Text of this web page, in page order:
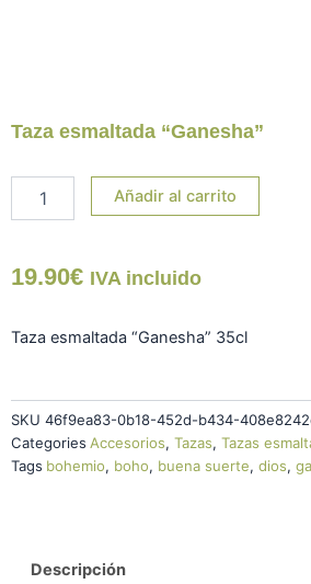
Taza esmaltada “Ganesha”
esmaltada
Añadir al carrito
19.90€ IVA incluido
Taza esmaltada “Ganesha” 35cl
SKU 46f9ea83-0b18-452d-b434-
Categories Accesorios, Tazas, Tazas
Tags bohemio, boho, buena suerte, dios,
Descripción